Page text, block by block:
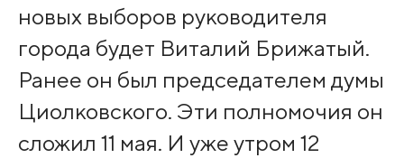
новых выборов руководителя
города будет Виталий Брижатый.
Ранее он был председателем думы
Циолковского. Эти полномочия он
сложил 11 мая. И уже утром 12